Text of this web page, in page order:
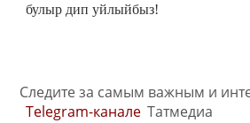
булыр дип уйлыйбыз!
Следите за самым важным и
Telegram-канале Татмедиа